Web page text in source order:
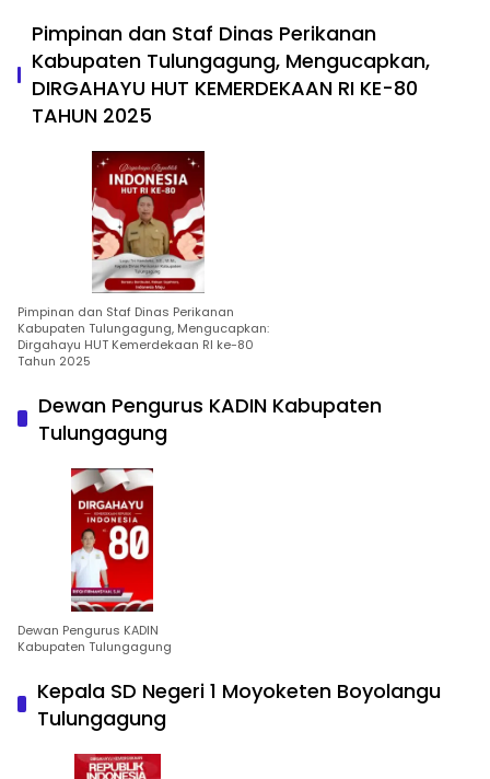
Pimpinan dan Staf Dinas Perikanan
Kabupaten Tulungagung, Mengucapkan,
DIRGAHAYU HUT KEMERDEKAAN RI KE-80
TAHUN 2025
Pimpinan dan Staf Dinas Perikanan
Kabupaten Tulungagung, Mengucapkan:
Dirgahayu HUT Kemerdekaan RI ke-80
Tahun 2025
Dewan Pengurus KADIN Kabupaten
Tulungagung
Dewan Pengurus KADIN
Kabupaten Tulungagung
Kepala SD Negeri 1 Moyoketen Boyolangu
Tulungagung